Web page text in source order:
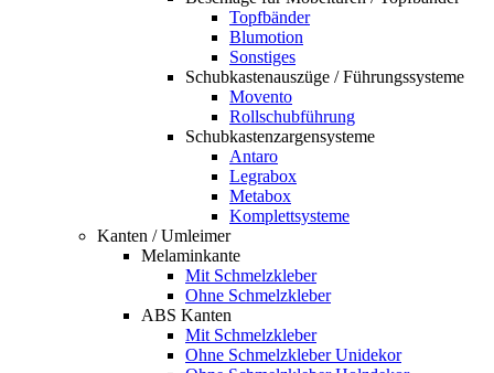
Topfbänder
Blumotion
Sonstiges
Schubkastenauszüge / Führungssysteme
Movento
Rollschubführung
Schubkastenzargensysteme
Antaro
Legrabox
Metabox
Komplettsysteme
Kanten / Umleimer
Melaminkante
Mit Schmelzkleber
Ohne Schmelzkleber
ABS Kanten
Mit Schmelzkleber
Ohne Schmelzkleber Unidekor